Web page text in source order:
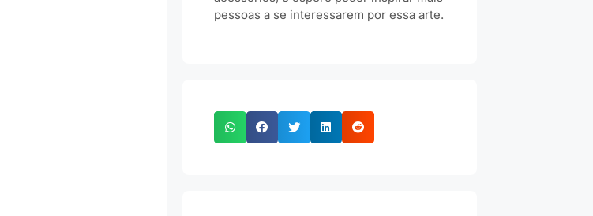
pessoas a se interessarem por essa arte.